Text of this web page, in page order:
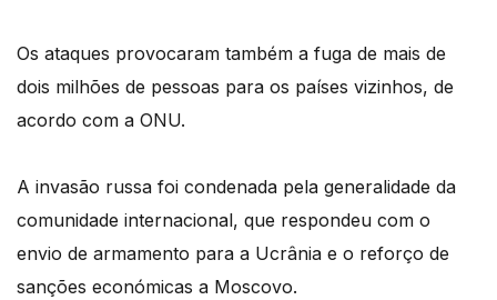
Os ataques provocaram também a fuga de mais de
dois milhões de pessoas para os países vizinhos, de
acordo com a ONU.
A invasão russa foi condenada pela generalidade da
comunidade internacional, que respondeu com o
envio de armamento para a Ucrânia e o reforço de
sanções económicas a Moscovo.